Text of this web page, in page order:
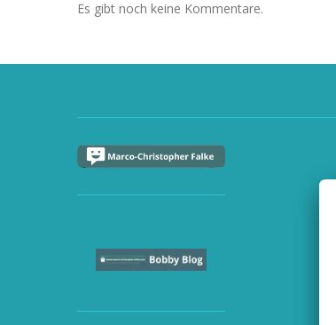
Es gibt noch keine Kommentare.